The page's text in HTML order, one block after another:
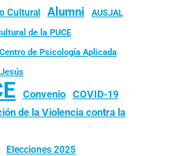
Cultural Alumni
AUSJAL
de la PUCE
Centro de Psicología Aplicada
Convenio
COVID-19
de la Violencia contra la
Elecciones 2025